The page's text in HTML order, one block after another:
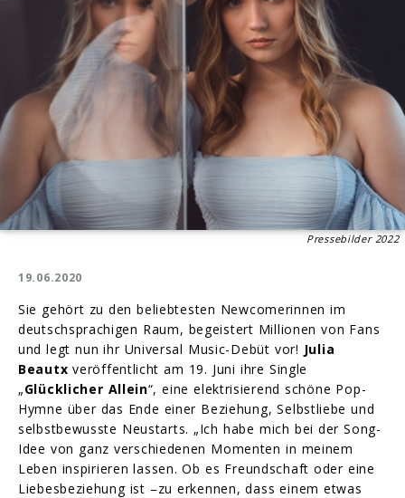
Pressebilder 2022
19.06.2020
Sie gehört zu den beliebtesten Newcomerinnen im
deutschsprachigen Raum, begeistert Millionen von Fans
und legt nun ihr Universal Music-Debüt vor! Julia
Beautx veröffentlicht am 19. Juni ihre Single
„Glücklicher Allein“, eine elektrisierend schöne Pop-
Hymne über das Ende einer Beziehung, Selbstliebe und
selbstbewusste Neustarts. „Ich habe mich bei der Song-
Idee von ganz verschiedenen Momenten in meinem
Leben inspirieren lassen. Ob es Freundschaft oder eine
Liebesbeziehung ist –zu erkennen, dass einem etwas